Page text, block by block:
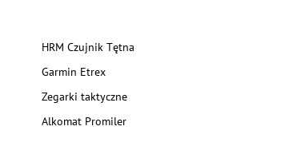
HRM Czujnik Tętna
Garmin Etrex
Zegarki taktyczne
Alkomat Promiler